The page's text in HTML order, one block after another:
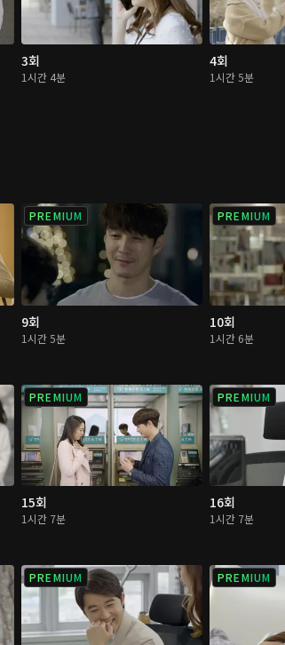
3회
1시간 4분
4회
1시간 5분
PREMIUM
9회
1시간 5분
PREMIUM
10회
1시간 6분
PREMIUM
15회
1시간 7분
PREMIUM
16회
1시간 7분
PREMIUM PREMIUM